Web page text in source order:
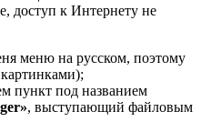
доступ к Интернету не
меню на русском, поэтому
пункт под названием
, выступающий файловым